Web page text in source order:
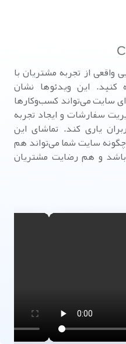
از تجربه مشتریان با
این ویدئوها نشان
سایت می‌تواند کسب‌وکارها
سفارشات و ایجاد تجربه
یاری کند. تماشای این
سایت شما می‌تواند هم
و هم رضایت مشتریان